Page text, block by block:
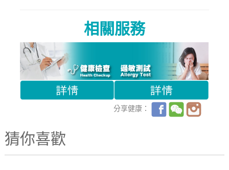
相關服務
分享健康：
猜你喜歡